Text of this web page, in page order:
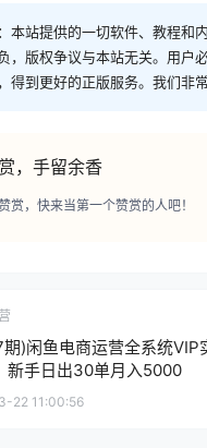
本站提供的一切软件、教程和
，版权争议与本站无关。用户
得到更好的正版服务。我们非
，手留余香
赏，快来当第一个赞赏的人吧！
)闲鱼电商运营全系统VIP
新手日出30单月入5000
22 11:00:56